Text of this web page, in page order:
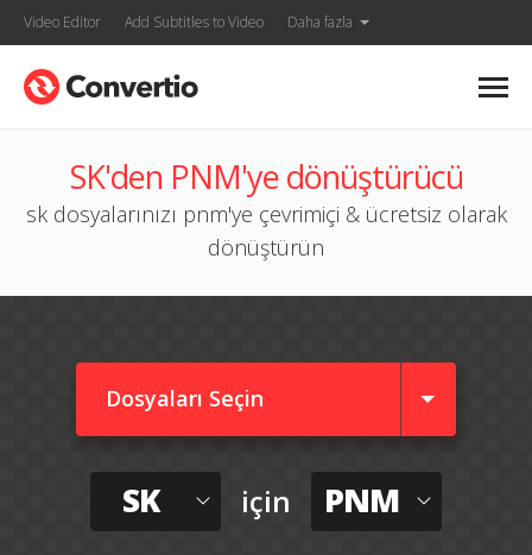
Video Editor Add Subtitles to Video Daha fazla
SK'den PNM'ye dönüştürücü
sk dosyalarınızı pnm'ye çevrimiçi & ücretsiz olarak
dönüştürün
Dosyaları Seçin
SK için PNM